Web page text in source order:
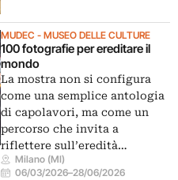
MUDEC - MUSEO DELLE CULTURE
100 fotografie per ereditare il
mondo
La mostra non si configura
come una semplice antologia
di capolavori, ma come un
percorso che invita a
riflettere sull’eredità…
Milano (MI)
06/03/2026–28/06/2026